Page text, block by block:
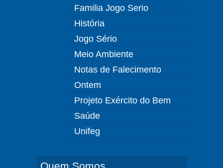
Familia Jogo Serio
História
Jogo Sério
Meio Ambiente
Notas de Falecimento
Ontem
Projeto Exército do Bem
Saúde
Unifeg